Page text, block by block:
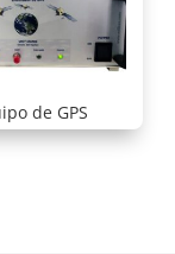
de GPS